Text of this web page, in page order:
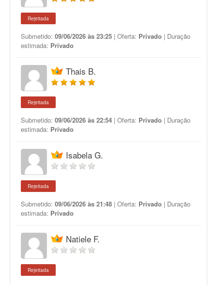
Rejeitada
Submetido: 09/06/2026 às 23:25 | Oferta: Privado | Duração
estimada: Privado
Thais B.
Rejeitada
Submetido: 09/06/2026 às 22:54 | Oferta: Privado | Duração
estimada: Privado
Isabela G.
Rejeitada
Submetido: 09/06/2026 às 21:48 | Oferta: Privado | Duração
estimada: Privado
Natiele F.
Rejeitada